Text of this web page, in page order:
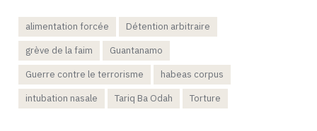
alimentation forcée
Détention arbitraire
grève de la faim
Guantanamo
Guerre contre le terrorisme
habeas corpus
intubation nasale
Tariq Ba Odah Torture